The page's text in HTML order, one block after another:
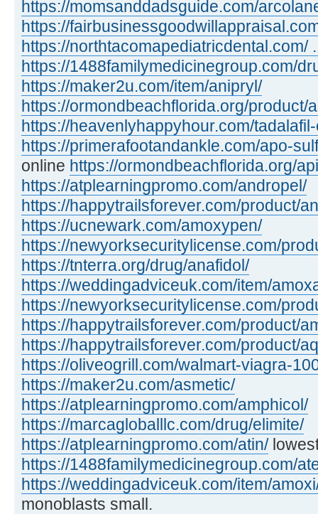
https://momsanddadsguide.com/
https://
https://northtacomapediatricdental.com/
https://1488familymedicinegroup.com/
https://maker2u.com/item/anipryl/
https://ormondbeachflorida.org/product/
https://heavenlyhappyhour.com/
https://primerafootandankle.com/apo-
online https://ormondbeachflorida.org/
https://atplearningpromo.com/andropel/
https://happytrailsforever.com/product/
https://ucnewark.com/amoxypen/
https://newyorksecuritylicense.com/
https://tnterra.org/drug/anafidol/
https://weddingadviceuk.com/item/
https://newyorksecuritylicense.com/
https://happytrailsforever.com/product/
https://happytrailsforever.com/product/
https://oliveogrill.com/walmart-viagra-
https://maker2u.com/asmetic/
https://atplearningpromo.com/amphicol/
https://marcagloballlc.com/drug/elimite/
https://atplearningpromo.com/atin/
https://1488familymedicinegroup.com/
https://weddingadviceuk.com/item/
monoblasts small.